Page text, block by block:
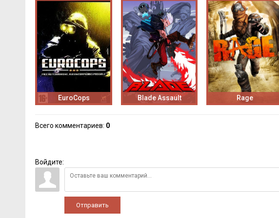
EuroCops Blade Assault Rage
Всего комментариев: 0
Войдите:
Отправить